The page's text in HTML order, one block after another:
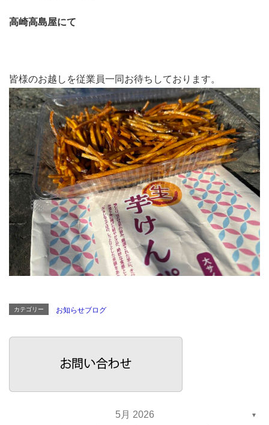
高崎高島屋にて
皆様のお越しを従業員一同お待ちしております。
カテゴリー お知らせブログ
5月 2026 ▼